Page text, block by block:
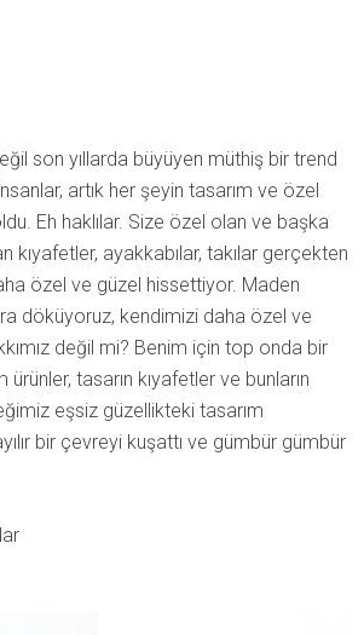
son yıllarda büyüyen müthiş bir trend
artık her şeyin tasarım ve özel
Eh haklılar. Size özel olan ve başka
kıyafetler, ayakkabılar, takılar gerçekten
özel ve güzel hissettiyor. Maden
döküyoruz, kendimizi daha özel ve
değil mi? Benim için top onda bir
tasarın kıyafetler ve bunların
eşsiz güzellikteki tasarım
bir çevreyi kuşattı ve gümbür gümbür